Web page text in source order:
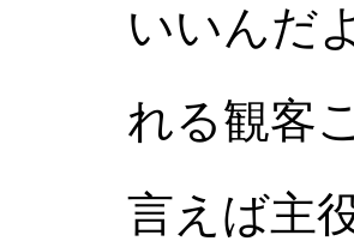
いいんだ
れる観客
言えば主